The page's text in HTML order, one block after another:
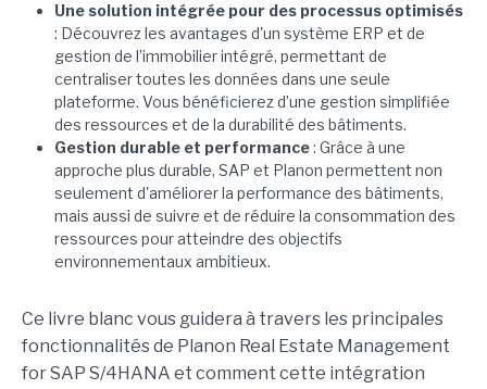
Une solution intégrée pour des processus optimisés
: Découvrez les avantages d'un système ERP et de
gestion de l’immobilier intégré, permettant de
centraliser toutes les données dans une seule
plateforme. Vous bénéficierez d’une gestion simplifiée
des ressources et de la durabilité des bâtiments.
Gestion durable et performance: Grâce à une
approche plus durable, SAP et Planon permettent non
seulement d'améliorer la performance des bâtiments,
mais aussi de suivre et de réduire la consommation des
ressources pour atteindre des objectifs
environnementaux ambitieux.
Ce livre blanc vous guidera à travers les principales
fonctionnalités de Planon Real Estate Management
for SAP S/4HANA et comment cette intégration